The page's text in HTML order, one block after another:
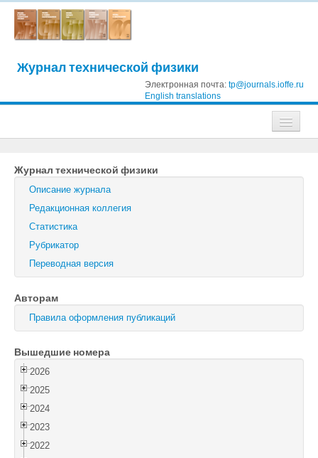
Журнал технической физики
Электронная почта: tp@journals.ioffe.ru
English translations
Журнал технической физики
Письма в Журнал технической физики
Физика твердого тела
Поиск
Журнал технической физики
Описание журнала
Редакционная коллегия
Статистика
Рубрикатор
Переводная версия
Авторам
Правила оформления публикаций
Вышедшие номера
2026
2025
2024
2023
2022